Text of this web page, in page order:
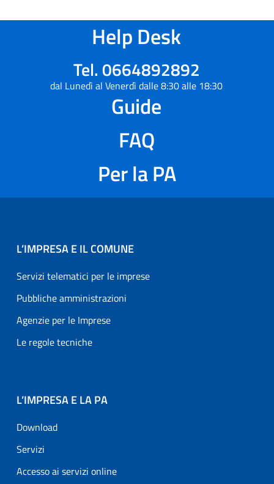
Help Desk
Tel. 0664892892
dal Lunedì al Venerdì dalle 8:30 alle 18:30
Guide
FAQ
Per la PA
L’IMPRESA E IL COMUNE
Servizi telematici per le imprese
Pubbliche amministrazioni
Agenzie per le Imprese
Le regole tecniche
L’IMPRESA E LA PA
Download
Servizi
Accesso ai servizi online